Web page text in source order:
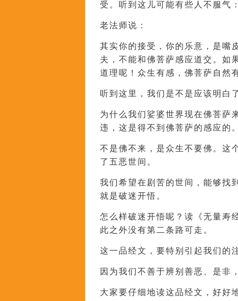
受。听到这儿可能有些人不服气
老法师说：
其实你的接受，你的乐意，是嘴
夫，不能和佛菩萨感应道交。如
道理呢！众生有感，佛菩萨自然
听到这里，我们是不是应该明白
为什么我们娑婆世界现在佛菩萨
违，这是得不到佛菩萨的感应的
不是佛不来，是众生不要佛。这
了五恶世间。
我们希望在剧苦的世间，能够找
就是破迷开悟。
怎么样破迷开悟呢？读《无量寿
此之外没有第二条路可走。
这一品经文，要特别引起我们的
因为我们不善于辨别善恶、是非
大家要仔细地读这品经文，好好